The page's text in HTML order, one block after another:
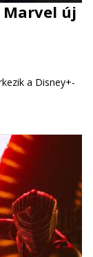
új
a Disney+-